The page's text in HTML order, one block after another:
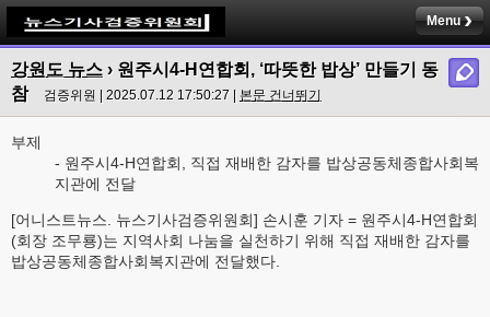
Menu
강원도 뉴스 › 원주시4-H연합회, ‘따뜻한 밥상’ 만들기 동
참
검증위원 | 2025.07.12 17:50:27 | 본문 건너뛰기
부제
- 원주시4-H연합회, 직접 재배한 감자를 밥상공동체종합사회복
지관에 전달
[어니스트뉴스. 뉴스기사검증위원회] 손시훈 기자 = 원주시4-H연합회
(회장 조무룡)는 지역사회 나눔을 실천하기 위해 직접 재배한 감자를
밥상공동체종합사회복지관에 전달했다.